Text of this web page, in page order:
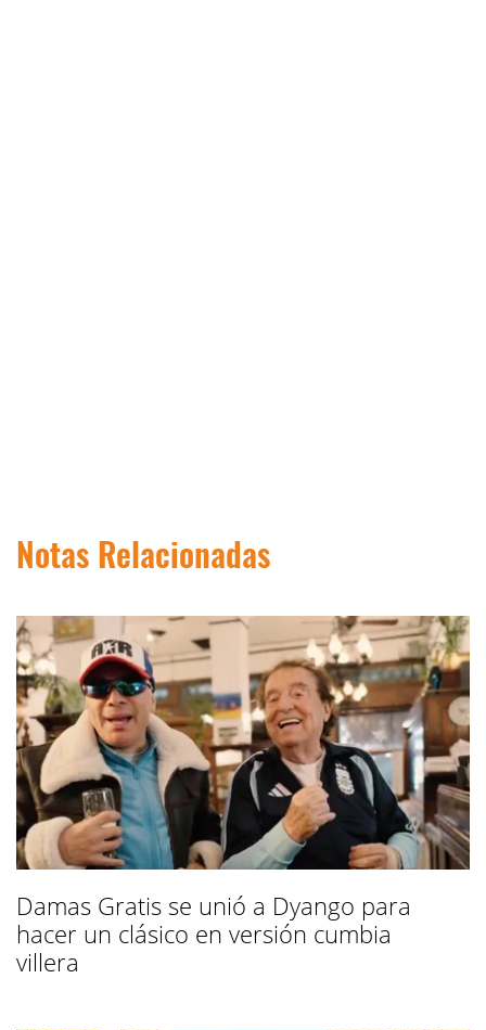
Notas Relacionadas
Damas Gratis se unió a Dyango para
hacer un clásico en versión cumbia
villera